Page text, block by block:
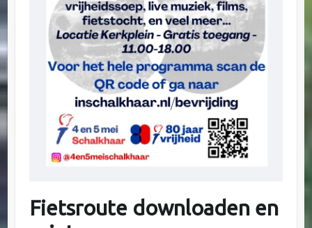
Fietsroute downloaden en